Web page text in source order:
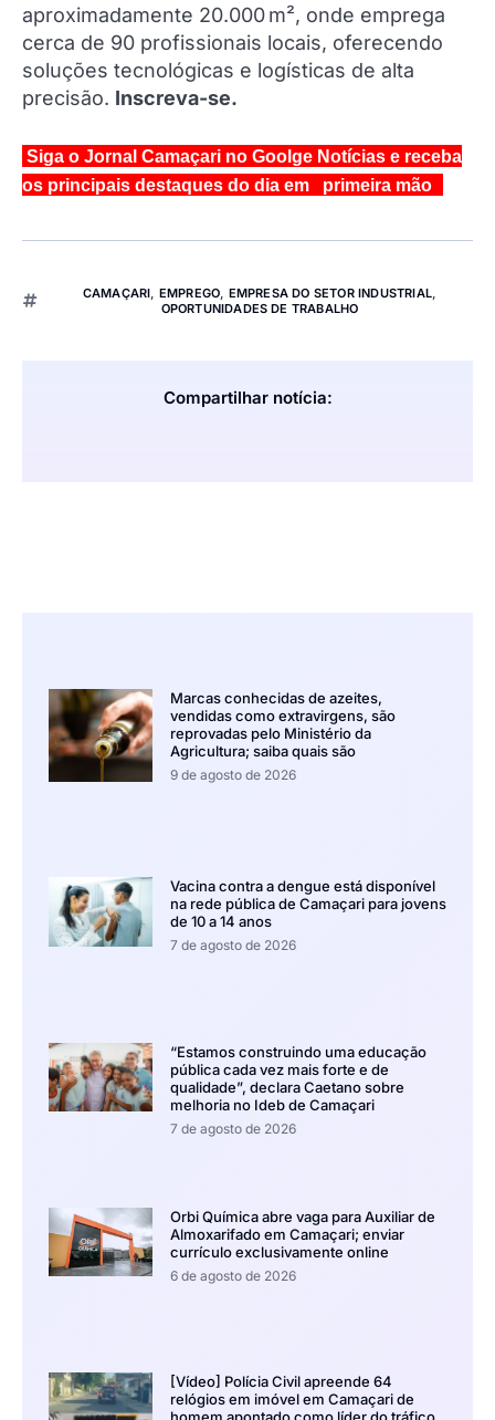
aproximadamente 20.000 m², onde emprega
cerca de 90 profissionais locais, oferecendo
soluções tecnológicas e logísticas de alta
precisão. Inscreva-se.
Siga o Jornal Camaçari no Goolge Notícias e receba
os principais destaques do dia em primeira mão
CAMAÇARI EMPREGO EMPRESA DO SETOR INDUSTRIAL
OPORTUNIDADES DE TRABALHO
Compartilhar notícia:
Marcas conhecidas de azeites,
vendidas como extravirgens, são
reprovadas pelo Ministério da
Agricultura; saiba quais são
9 de agosto de 2026
Vacina contra a dengue está disponível
na rede pública de Camaçari para jovens
de 10 a 14 anos
7 de agosto de 2026
“Estamos construindo uma educação
pública cada vez mais forte e de
qualidade”, declara Caetano sobre
melhoria no Ideb de Camaçari
7 de agosto de 2026
Orbi Química abre vaga para Auxiliar de
Almoxarifado em Camaçari; enviar
currículo exclusivamente online
6 de agosto de 2026
[Vídeo] Polícia Civil apreende 64
relógios em imóvel em Camaçari de
homem apontado como líder do tráfico